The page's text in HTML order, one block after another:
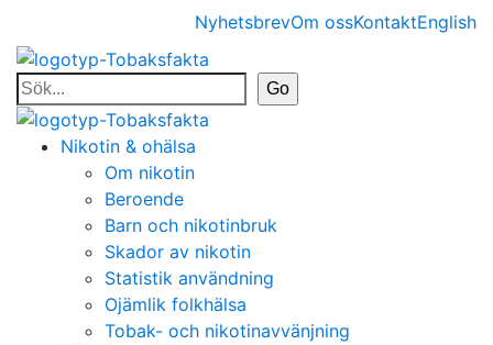
NyhetsbrevOm ossKontaktEnglish
Nikotin & ohälsa
Om nikotin
Beroende
Barn och nikotinbruk
Skador av nikotin
Statistik användning
Ojämlik folkhälsa
Tobak- och nikotinavvänjning